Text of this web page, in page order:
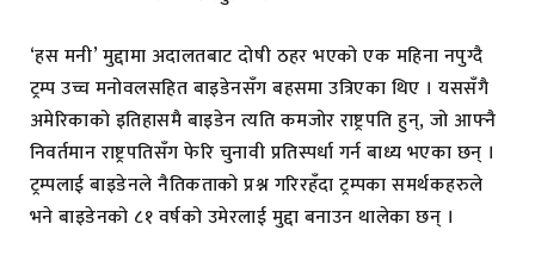
‘हस मनी’ मुद्दामा अदालतबाट दोषी ठहर भएको एक महिना नपुग्दै
ट्रम्प उच्च मनोवलसहित बाइडेनसँग बहसमा उत्रिएका थिए । यससँगै
अमेरिकाको इतिहासमै बाइडेन त्यति कमजोर राष्ट्रपति हुन्, जो आफ्नै
निवर्तमान राष्ट्रपतिसँग फेरि चुनावी प्रतिस्पर्धा गर्न बाध्य भएका छन् ।
ट्रम्पलाई बाइडेनले नैतिकताको प्रश्न गरिरहँदा ट्रम्पका समर्थकहरुले
भने बाइडेनको ८१ वर्षको उमेरलाई मुद्दा बनाउन थालेका छन् ।